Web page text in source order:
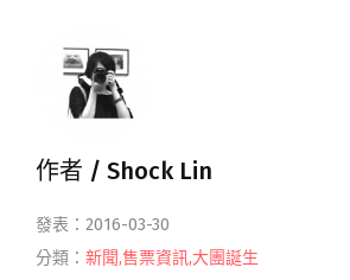
作者 / Shock Lin
發表：2016-03-30
分類： 新聞,售票資訊,大團誕生